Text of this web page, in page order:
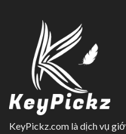
KeyPickz.com là dịch vụ